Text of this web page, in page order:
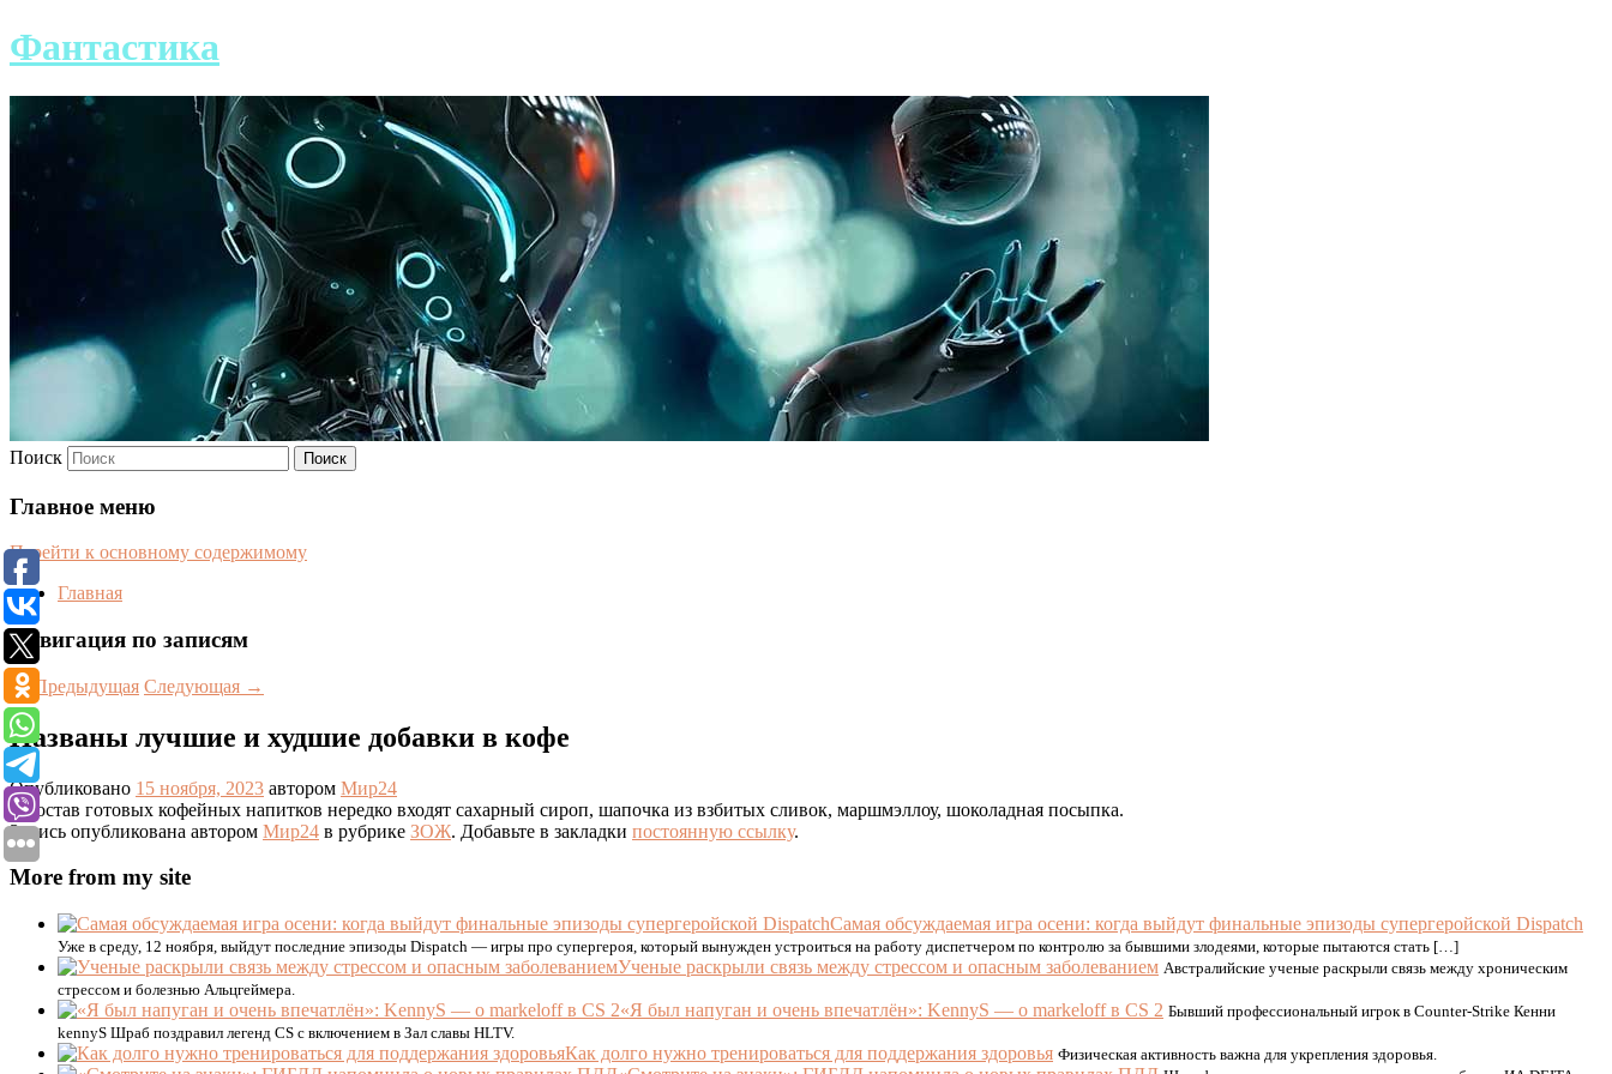
Фантастика
Поиск
Главное меню
Перейти к основному содержимому
Главная
Навигация по записям
←Предыдущая Следующая →
Названы лучшие и худшие добавки в кофе
Опубликовано 15 ноября, 2023 автором Мир24
В состав готовых кофейных напитков нередко входят сахарный сироп, шапочка из взбитых сливок, маршмэллоу, шоколадная посыпка.
Запись опубликована автором Мир24 в рубрике ЗОЖ. Добавьте в закладки постоянную ссылку.
More from my site
Самая обсуждаемая игра осени: когда выйдут финальные эпизоды супергеройской Dispatch
Уже в среду, 12 ноября, выйдут последние эпизоды Dispatch — игры про супергероя, который вынужден устроиться на работу диспетчером по контролю за бывшими злодеями, которые пытаются стать […]
Ученые раскрыли связь между стрессом и опасным заболеванием Австралийские ученые раскрыли связь между хроническим
стрессом и болезнью Альцгеймера.
«Я был напуган и очень впечатлён»: KennyS — о markeloff в CS 2 Бывший профессиональный игрок в Counter-Strike Кенни
kennyS Шраб поздравил легенд CS с включением в Зал славы HLTV.
Как долго нужно тренироваться для поддержания здоровья Физическая активность важна для укрепления здоровья.